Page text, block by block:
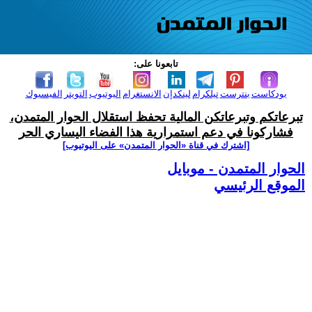
تابعونا على:
الفيسبوك التويتر اليوتيوب الانستغرام لينكدإن تيلكرامبنترست بودكاست
تبرعاتكم وتبرعاتكن المالية تحفظ استقلال الحوار المتمدن،
فشاركونا في دعم استمرارية هذا الفضاء اليساري الحر
[اشترك في قناة ‫«الحوار المتمدن» على اليوتيوب]
الحوار المتمدن - موبايل
الموقع الرئيسي